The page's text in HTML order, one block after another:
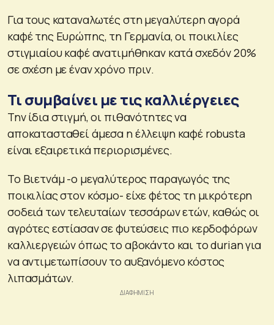
Για τους καταναλωτές στη μεγαλύτερη αγορά
καφέ της Ευρώπης, τη Γερμανία, οι ποικιλίες
στιγμιαίου καφέ ανατιμήθηκαν κατά σχεδόν 20%
σε σχέση με έναν χρόνο πριν.
Τι συμβαίνει με τις καλλιέργειες
Την ίδια στιγμή, οι πιθανότητες να
αποκατασταθεί άμεσα η έλλειψη καφέ robusta
είναι εξαιρετικά περιορισμένες.
Το Βιετνάμ -ο μεγαλύτερος παραγωγός της
ποικιλίας στον κόσμο- είχε φέτος τη μικρότερη
σοδειά των τελευταίων τεσσάρων ετών, καθώς οι
αγρότες εστίασαν σε φυτεύσεις πιο κερδοφόρων
καλλιεργειών όπως το αβοκάντο και το durian για
να αντιμετωπίσουν το αυξανόμενο κόστος
λιπασμάτων.